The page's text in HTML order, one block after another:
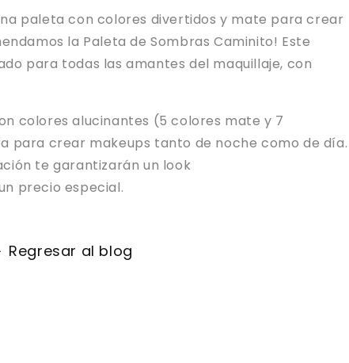
paleta con colores divertidos y mate para crear
la Paleta de Sombras Caminito! Este
para todas las amantes del maquillaje, con
colores alucinantes (5 colores mate y 7
para crear makeups tanto de noche como de día.
te garantizarán un look
precio especial.
Regresar al blog